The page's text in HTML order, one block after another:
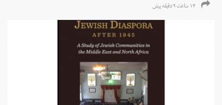
۱۴ ساعت ۹ دقیقه پیش